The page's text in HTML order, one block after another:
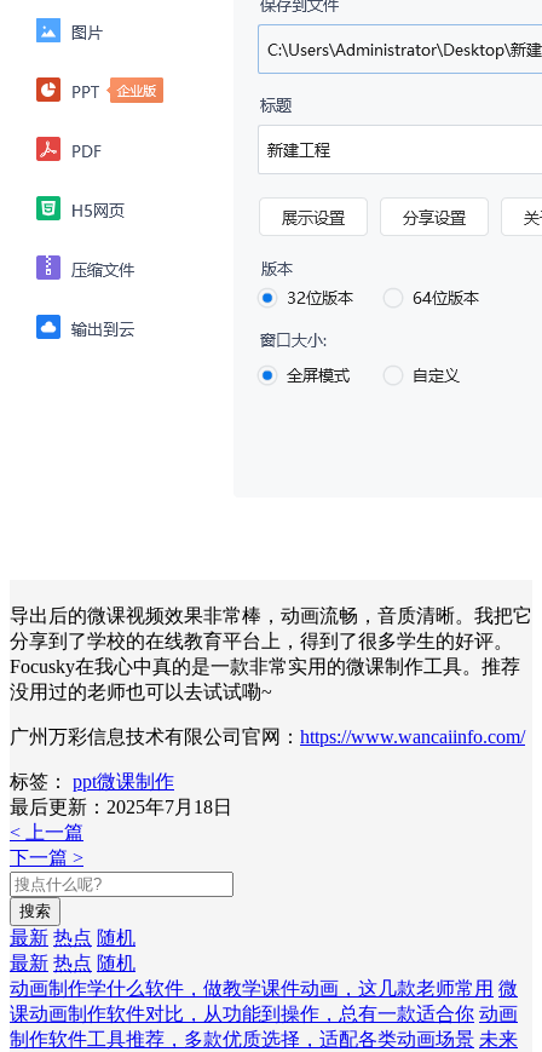
导出后的微课视频效果非常棒，动画流畅，音质清晰。我把它
分享到了学校的在线教育平台上，得到了很多学生的好评。
Focusky在我心中真的是一款非常实用的微课制作工具。推荐
没用过的老师也可以去试试嘞~
广州万彩信息技术有限公司官网： https://www.wancaiinfo.com/
标签：
ppt微课制作
最后更新：2025年7月18日
< 上一篇
下一篇 >
搜索
最新 热点 随机
最新 热点 随机
动画制作学什么软件，做教学课件动画，这几款老师常用 微
课动画制作软件对比，从功能到操作，总有一款适合你 动画
制作软件工具推荐，多款优质选择，适配各类动画场景 未来